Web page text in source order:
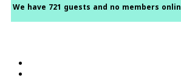
We have 721 guests and no members